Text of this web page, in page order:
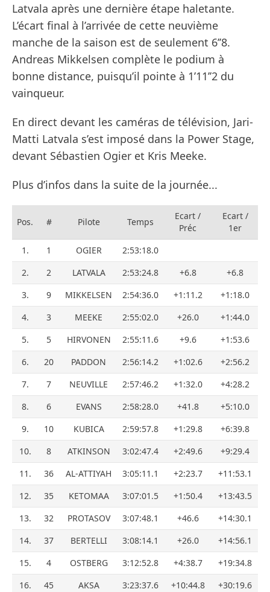
Latvala après une dernière étape haletante.
L’écart final à l’arrivée de cette neuvième
manche de la saison est de seulement 6’’8.
Andreas Mikkelsen complète le podium à
bonne distance, puisqu’il pointe à 1’11’’2 du
vainqueur.
En direct devant les caméras de télévision, Jari-
Matti Latvala s’est imposé dans la Power Stage,
devant Sébastien Ogier et Kris Meeke.
Plus d’infos dans la suite de la journée...
Pos. # Pilote Temps
Ecart /
Préc
Ecart /
1er
1.
1 OGIER
2:53:18.0
2.
2 LATVALA 2:53:24.8 +6.8
+6.8
3.
9 MIKKELSEN 2:54:36.0 +1:11.2
+1:18.0
4.
3 MEEKE 2:55:02.0 +26.0
+1:44.0
5.
5 HIRVONEN 2:55:11.6 +9.6
+1:53.6
6.
20 PADDON 2:56:14.2 +1:02.6
+2:56.2
7.
7 NEUVILLE 2:57:46.2 +1:32.0
+4:28.2
8.
6 EVANS 2:58:28.0 +41.8
+5:10.0
9.
10 KUBICA 2:59:57.8 +1:29.8
+6:39.8
10.
8 ATKINSON 3:02:47.4 +2:49.6
+9:29.4
11.
36 AL-ATTIYAH 3:05:11.1 +2:23.7
+11:53.1
12.
35 KETOMAA 3:07:01.5 +1:50.4
+13:43.5
13.
32 PROTASOV 3:07:48.1 +46.6
+14:30.1
14.
37 BERTELLI 3:08:14.1 +26.0
+14:56.1
15.
4 OSTBERG 3:12:52.8 +4:38.7
+19:34.8
16.
45 AKSA 3:23:37.6 +10:44.8
+30:19.6